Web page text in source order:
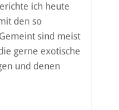
ich heute
den so
sind meist
gerne exotische
und denen